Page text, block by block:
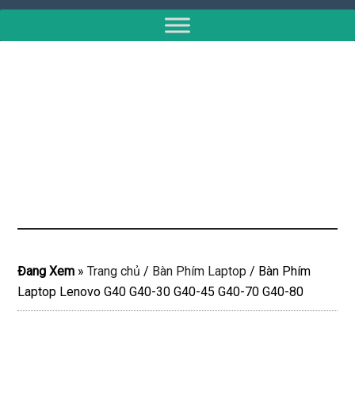
Đang Xem »Trang chủ / Bàn Phím Laptop / Bàn Phím
Laptop Lenovo G40 G40-30 G40-45 G40-70 G40-80